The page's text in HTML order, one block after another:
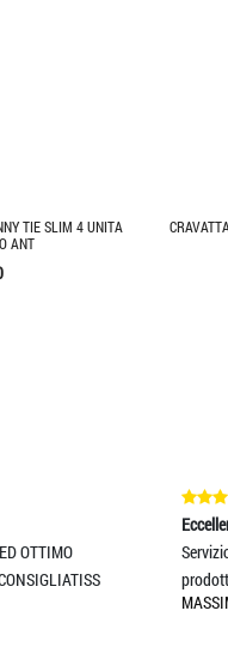
TIE SLIM 4 UNITA
ANT
Eccellente
Servizio
prodotti